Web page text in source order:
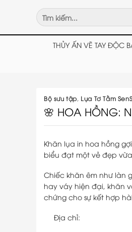
dung
Tìm
kiếm:
THỦY ẤN VẼ TAY ĐỘC
Bộ sưu tập, Lụa Tơ Tằm
🌸 HOA HỒNG:
Khăn lụa in hoa hồng
biểu đạt một vẻ đẹp
Chiếc khăn êm như làn
hay váy hiện đại, khăn
chứng cho sự kết hợp
Địa chỉ: